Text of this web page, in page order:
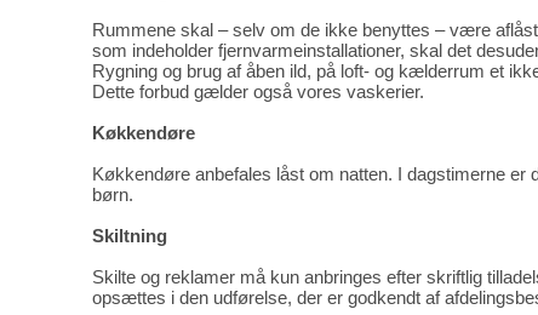
Rummene skal – selv om de ikke benyttes – være
som indeholder fjernvarmeinstallationer, skal det
Rygning og brug af åben ild, på loft- og kælderrum et
Dette forbud gælder også vores vaskerier.
Køkkendøre
Køkkendøre anbefales låst om natten. I dagstimerne
børn.
Skiltning
Skilte og reklamer må kun anbringes efter skriftlig
opsættes i den udførelse, der er godkendt af